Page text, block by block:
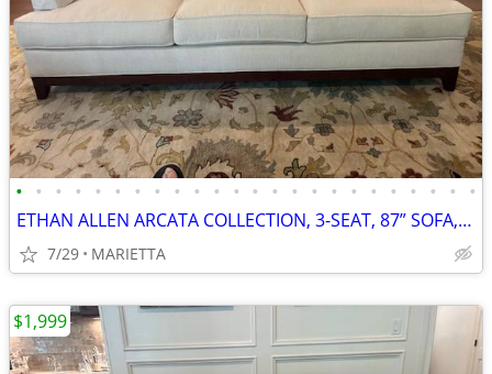
• • • • • • • • • • • • • • • • • • • • • • • •
ETHAN ALLEN ARCATA COLLECTION, 3-SEAT, 87” SOFA, DESI PEARL, EX COND.
7/29 MARIETTA
$1,999